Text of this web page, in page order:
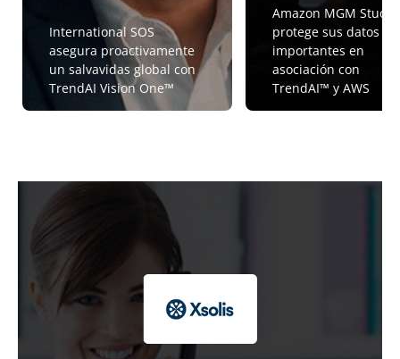
International SOS
asegura proactivamente
un salvavidas global con
TrendAI Vision One™
Amazon MGM
protege sus datos
importantes en
asociación con
TrendAI™ y AWS